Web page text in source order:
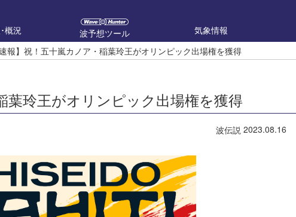
概況 波予想ツール
気象情報
速報】祝！五十嵐カノア・稲葉玲王がオリンピック出場権を獲得
葉玲王がオリンピック出場権を獲得
波伝説 2023.08.16